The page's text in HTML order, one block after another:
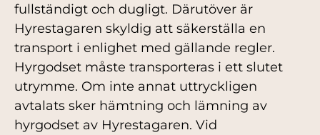
fullständigt och dugligt. Därutöver är
Hyrestagaren skyldig att säkerställa en
transport i enlighet med gällande regler.
Hyrgodset måste transporteras i ett slutet
utrymme. Om inte annat uttryckligen
avtalats sker hämtning och lämning av
hyrgodset av Hyrestagaren. Vid